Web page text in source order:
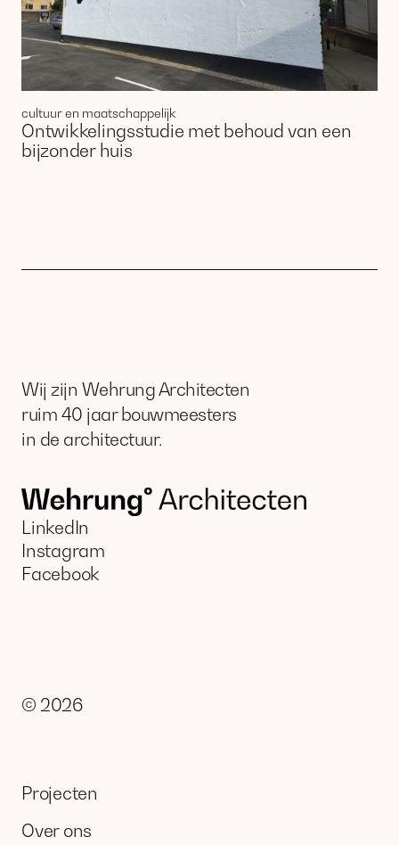
cultuur en maatschappelijk
Ontwikkelingsstudie met behoud van een
bijzonder huis
Wij zijn Wehrung Architecten
ruim 40 jaar bouwmeesters
in de architectuur.
LinkedIn
Instagram
Facebook
© 2026
Projecten
Over ons